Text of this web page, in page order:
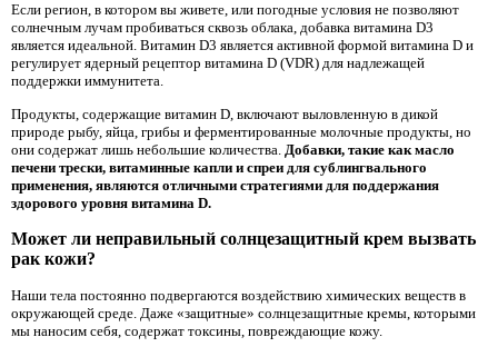
Если регион, в котором вы живете, или погодные условия не позволяют
солнечным лучам пробиваться сквозь облака, добавка витамина D3
является идеальной. Витамин D3 является активной формой витамина D и
регулирует ядерный рецептор витамина D (VDR) для надлежащей
поддержки иммунитета.
Продукты, содержащие витамин D, включают выловленную в дикой
природе рыбу, яйца, грибы и ферментированные молочные продукты, но
они содержат лишь небольшие количества. Добавки, такие как масло
печени трески, витаминные капли и спреи для сублингвального
применения, являются отличными стратегиями для поддержания
здорового уровня витамина D.
Может ли неправильный солнцезащитный крем вызвать
рак кожи?
Наши тела постоянно подвергаются воздействию химических веществ в
окружающей среде. Даже «защитные» солнцезащитные кремы, которыми
мы наносим себя, содержат токсины, повреждающие кожу.